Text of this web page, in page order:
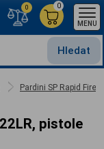
Hledat
0
0
MENU
Pardini SP Rapid Fire